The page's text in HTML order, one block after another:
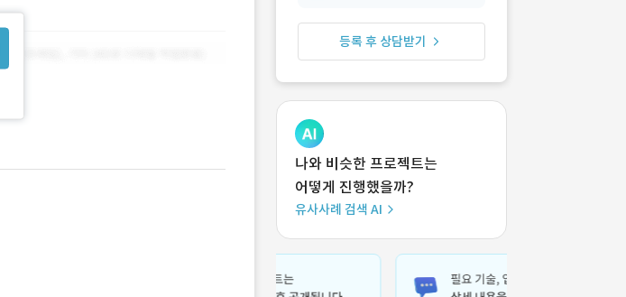
등록 후 상담받기
나와 비슷한 프로젝트는
어떻게 진행했을까?
유사사례 검색 AI